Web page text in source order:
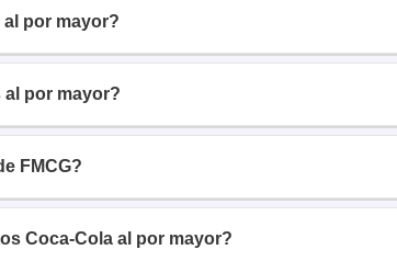
por mayor?
por mayor?
FMCG?
Coca-Cola al por mayor?